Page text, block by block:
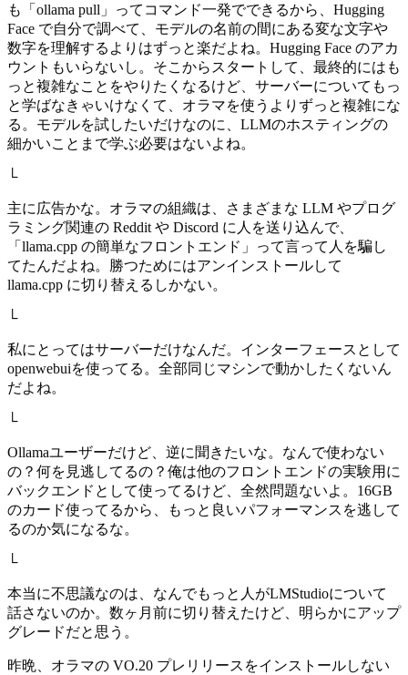
も「ollama pull」ってコマンド一発でできるから、Hugging
Face で自分で調べて、モデルの名前の間にある変な文字や
数字を理解するよりはずっと楽だよね。Hugging Face のアカ
ウントもいらないし。そこからスタートして、最終的にはも
っと複雑なことをやりたくなるけど、サーバーについてもっ
と学ばなきゃいけなくて、オラマを使うよりずっと複雑にな
る。モデルを試したいだけなのに、LLMのホスティングの
細かいことまで学ぶ必要はないよね。
└
主に広告かな。オラマの組織は、さまざまな LLM やプログ
ラミング関連の Reddit や Discord に人を送り込んで、
「llama.cpp の簡単なフロントエンド」って言って人を騙し
てたんだよね。勝つためにはアンインストールして
llama.cpp に切り替えるしかない。
└
私にとってはサーバーだけなんだ。インターフェースとして
openwebuiを使ってる。全部同じマシンで動かしたくないん
だよね。
└
Ollamaユーザーだけど、逆に聞きたいな。なんで使わない
の？何を見逃してるの？俺は他のフロントエンドの実験用に
バックエンドとして使ってるけど、全然問題ないよ。16GB
のカード使ってるから、もっと良いパフォーマンスを逃して
るのか気になるな。
└
本当に不思議なのは、なんでもっと人がLMStudioについて
話さないのか。数ヶ月前に切り替えたけど、明らかにアップ
グレードだと思う。
昨晩、オラマの VO.20 プレリリースをインストールしない